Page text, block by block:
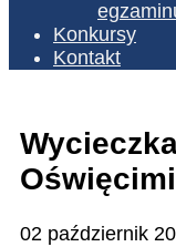
Konkursy
Kontakt
02 październik